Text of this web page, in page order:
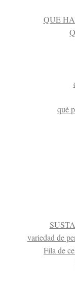
QUE
qué
variedad de
Fila de